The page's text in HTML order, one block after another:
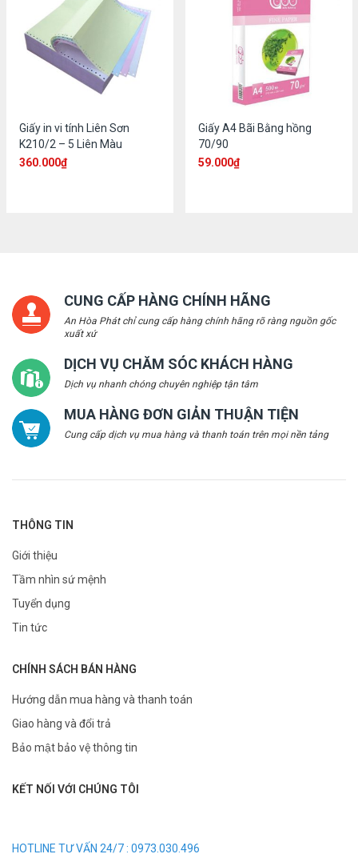
Giấy in vi tính Liên Sơn
K210/2 – 5 Liên Màu
360.000₫
Giấy A4 Bãi Bằng hồng
70/90
59.000₫
CUNG CẤP HÀNG CHÍNH HÃNG
An Hòa Phát chỉ cung cấp hàng chính hãng rõ ràng nguồn gốc
xuất xứ
DỊCH VỤ CHĂM SÓC KHÁCH HÀNG
Dịch vụ nhanh chóng chuyên nghiệp tận tâm
MUA HÀNG ĐƠN GIẢN THUẬN TIỆN
Cung cấp dịch vụ mua hàng và thanh toán trên mọi nền tảng
THÔNG TIN
Giới thiệu
Tầm nhìn sứ mệnh
Tuyển dụng
Tin tức
CHÍNH SÁCH BÁN HÀNG
Hướng dẫn mua hàng và thanh toán
Giao hàng và đổi trả
Bảo mật bảo vệ thông tin
KẾT NỐI VỚI CHÚNG TÔI
HOTLINE TƯ VẤN 24/7 : 0973.030.496